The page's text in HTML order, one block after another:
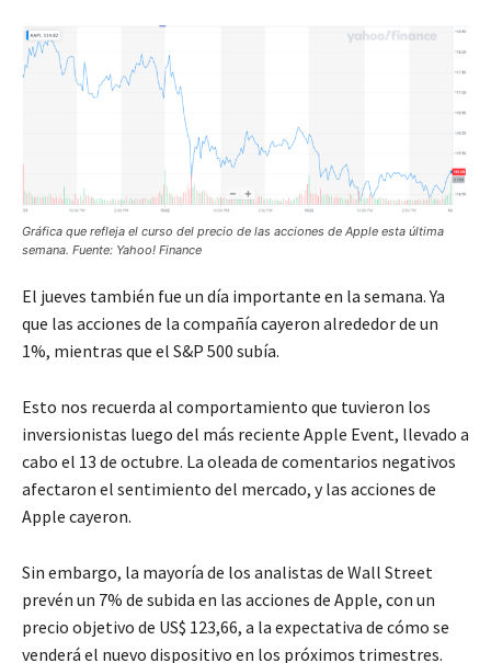
Gráfica que refleja el curso del precio de las acciones de Apple esta última
semana. Fuente: Yahoo! Finance
El jueves también fue un día importante en la semana. Ya
que las acciones de la compañía cayeron alrededor de un
1%, mientras que el S&P 500 subía.
Esto nos recuerda al comportamiento que tuvieron los
inversionistas luego del más reciente Apple Event, llevado a
cabo el 13 de octubre. La oleada de comentarios negativos
afectaron el sentimiento del mercado, y las acciones de
Apple cayeron.
Sin embargo, la mayoría de los analistas de Wall Street
prevén un 7% de subida en las acciones de Apple, con un
precio objetivo de US$ 123,66, a la expectativa de cómo se
venderá el nuevo dispositivo en los próximos trimestres.